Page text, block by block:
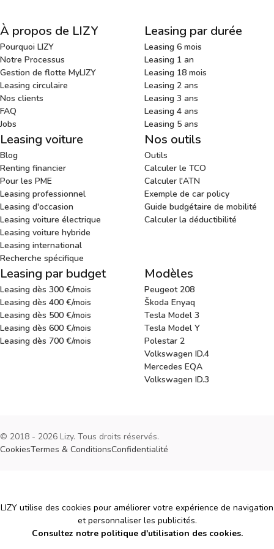
À propos de LIZY
Pourquoi LIZY
Notre Processus
Gestion de flotte MyLIZY
Leasing circulaire
Nos clients
FAQ
Jobs
Leasing par durée
Leasing 6 mois
Leasing 1 an
Leasing 18 mois
Leasing 2 ans
Leasing 3 ans
Leasing 4 ans
Leasing 5 ans
Leasing voiture
Blog
Renting financier
Pour les PME
Leasing professionnel
Leasing d'occasion
Leasing voiture électrique
Leasing voiture hybride
Leasing international
Recherche spécifique
Nos outils
Outils
Calculer le TCO
Calculer l'ATN
Exemple de car policy
Guide budgétaire de mobilité
Calculer la déductibilité
Leasing par budget
Leasing dès 300 €/mois
Leasing dès 400 €/mois
Leasing dès 500 €/mois
Leasing dès 600 €/mois
Leasing dès 700 €/mois
Modèles
Peugeot 208
Škoda Enyaq
Tesla Model 3
Tesla Model Y
Polestar 2
Volkswagen ID.4
Mercedes EQA
Volkswagen ID.3
© 2018 - 2026 Lizy. Tous droits réservés.
CookiesTermes & ConditionsConfidentialité
Cookies
LIZY utilise des cookies pour améliorer votre expérience de navigation
et personnaliser les publicités.
Consultez notre politique d'utilisation des cookies.